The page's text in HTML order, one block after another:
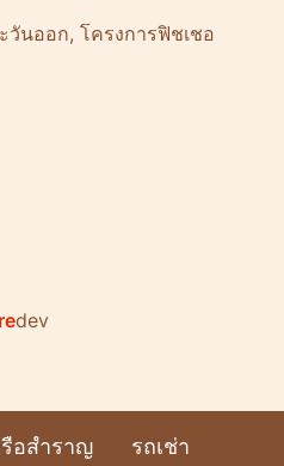
วันออก, โครงการฟิชเชอ
dev
รือสำราญ รถเช่า